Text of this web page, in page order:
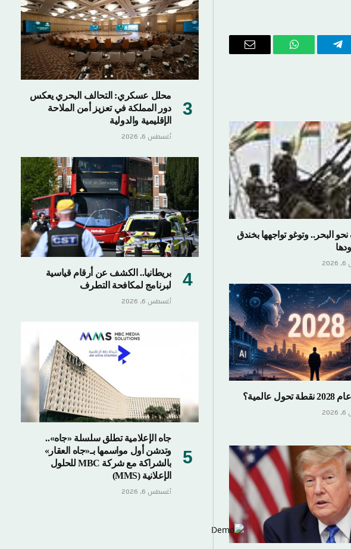
تيلقرام واتساب
البريد
البحر.. وتوغو تواجهها بخندق
عالمية؟
محلل عسكري: التحالف البحري يعكس
دور المملكة في تعزيز أمن الملاحة
الإقليمية والدولية
أغسطس 6, 2026
بريطانيا.. الكشف عن أرقام قياسية
لبرنامج لمكافحة التطرف
أغسطس 6, 2026
جاه الإعلامية تطلق سلسلة «جاه»..
وتدشن أول مواسمها بـ«جاه العقار»
بالشراكة مع شركة MBC للحلول
الإعلانية (MMS)
أغسطس 6, 2026